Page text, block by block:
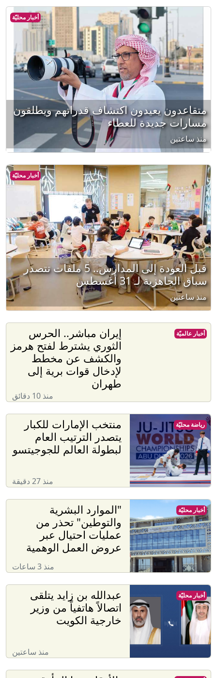
أخبار محليّة
متقاعدون يعيدون اكتشاف قدراتهم ويطلقون
مسارات جديدة للعطاء
منذ ساعتين
أخبار محليّة
قبل العودة إلى المدارس.. 5 ملفات تتصدر
سباق الجاهزية لـ 31 أغسطس
منذ ساعتين
إيران مباشر.. الحرس
الثوري يشترط لفتح هرمز
والكشف عن مخطط
لإدخال قوات برية إلى
طهران
منذ 10 دقائق
أخبار عالميّة
منتخب الإمارات للكبار
يتصدر الترتيب العام
لبطولة العالم للجوجيتسو
منذ 27 دقيقة
رياضة محليّة
"الموارد البشرية
والتوطين" تحذر من
عمليات احتيال عبر
عروض العمل الوهمية
منذ 3 ساعات
أخبار محليّة
عبدالله بن زايد يتلقى
اتصالاً هاتفياً من وزير
خارجية الكويت
منذ ساعتين
أخبار محليّة